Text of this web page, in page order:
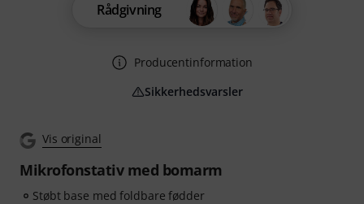
Vis original
Mikrofonstativ med bomarm
Støbt base med foldbare fødder
Rådgivning
Producentinformation
Sikkerhedsvarsler